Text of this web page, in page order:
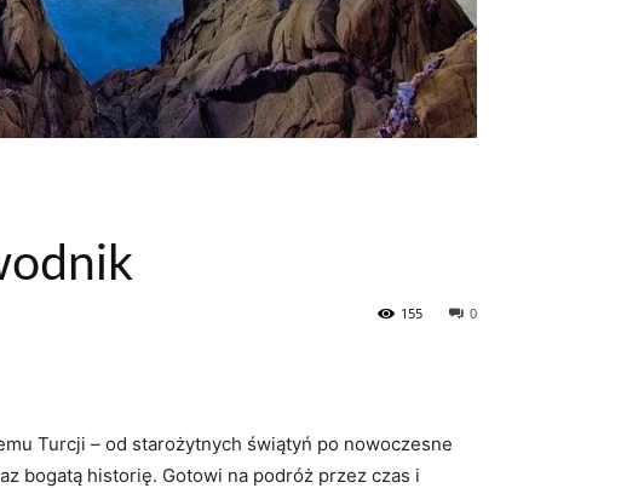
0
155
Turcji‌ – od starożytnych świątyń po nowoczesne
bogatą historię. Gotowi na podróż⁢ przez czas i